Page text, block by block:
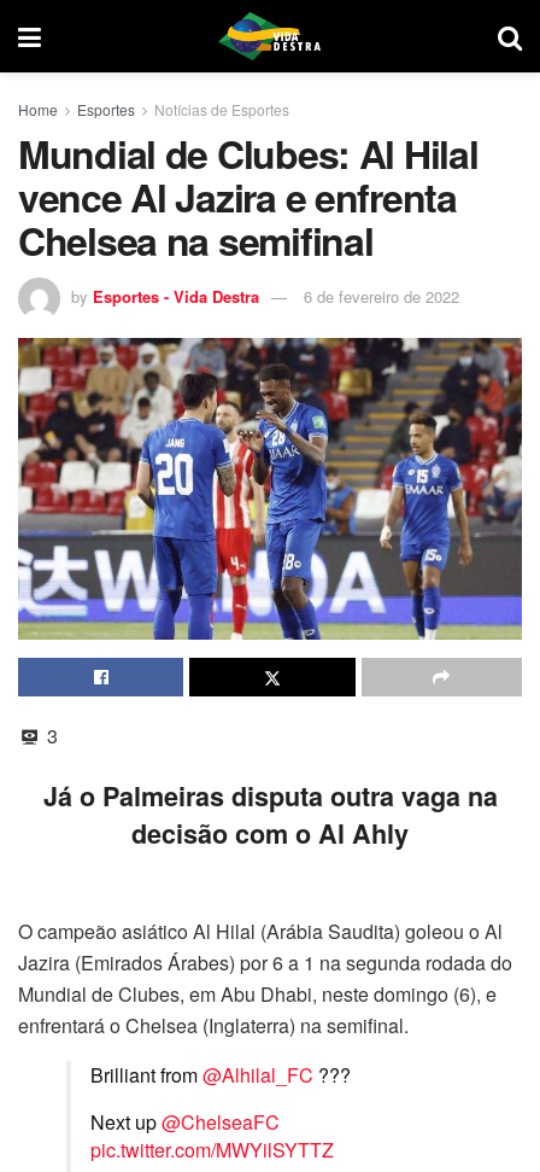
Home Esportes Notícias de Esportes
Mundial de Clubes: Al Hilal
vence Al Jazira e enfrenta
Chelsea na semifinal
by Esportes - Vida Destra 6 de fevereiro de 2022
3
Já o Palmeiras disputa outra vaga na
decisão com o Al Ahly
O campeão asiático Al Hilal (Arábia Saudita) goleou o Al
Jazira (Emirados Árabes) por 6 a 1 na segunda rodada do
Mundial de Clubes, em Abu Dhabi, neste domingo (6), e
enfrentará o Chelsea (Inglaterra) na semifinal.
Brilliant from@Alhilal_FC ???
Next up@ChelseaFC
pic.twitter.com/MWYilSYTTZ